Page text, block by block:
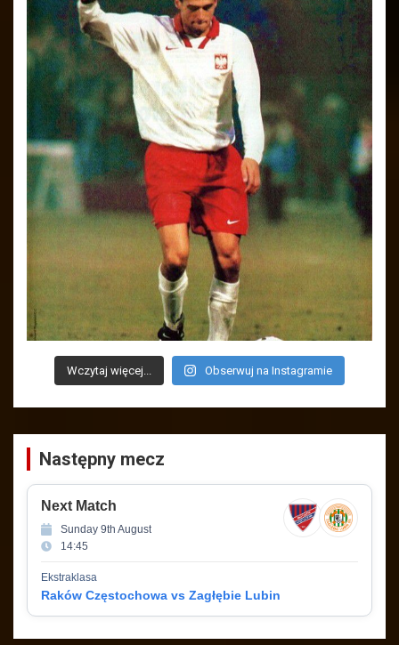
Wczytaj więcej... Obserwuj na Instagramie
Następny mecz
Next Match
Sunday 9th August
14:45
Ekstraklasa
Raków Częstochowa vs Zagłębie Lubin